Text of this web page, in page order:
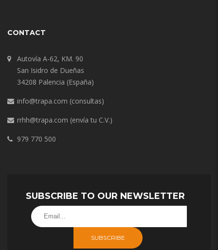
CONTACT
Autovía A-62, KM. 90
San Isidro de Dueñas
34208 Palencia (España)
info@trapa.com (consultas)
rrhh@trapa.com (envía tu C.V.)
979 770 500
SUBSCRIBE TO OUR NEWSLETTER
SUBSCRIBE